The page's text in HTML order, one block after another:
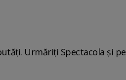
Urmăriți Spectacola și pe